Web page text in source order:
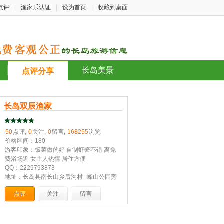
评 渔家乐认证 设为首页 收藏到桌面
点评分享 长岛美景
长岛双辰渔家
50点评, 0关注, 0留言, 168255浏览
价格区间：180
游客印象：饭菜做的好 自制虾酱不错 离免
费浴场近 女主人热情 居住方便
QQ：2229793873
地址：长岛县南长山乡后沟村--峰山公园旁
点评 关注 留言